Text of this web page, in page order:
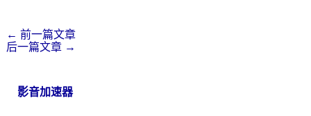
← 前一篇文章
后一篇文章 →
影音加速器